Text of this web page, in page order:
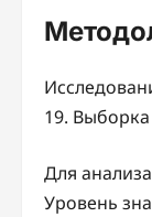
19.
Для
Уровень